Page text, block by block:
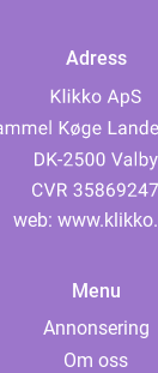
Adress
web:
Menu
Annonsering
Om oss